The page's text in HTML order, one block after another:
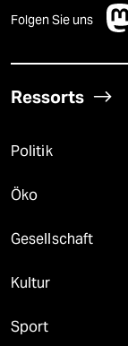
Folgen Sie uns
Ressorts
Politik
Öko
Gesellschaft
Kultur
Sport